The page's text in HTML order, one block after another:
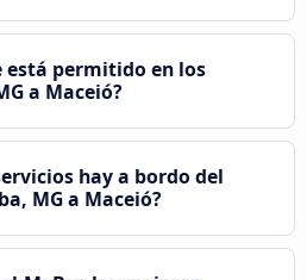
está permitido en los
a Maceió?
hay a bordo del
MG a Maceió?